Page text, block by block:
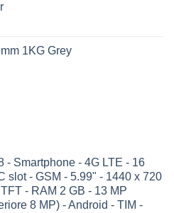
1KG Grey
- Smartphone - 4G LTE - 16
slot - GSM - 5.99" - 1440 x 720
- RAM 2 GB - 13 MP
8 MP) - Android - TIM -